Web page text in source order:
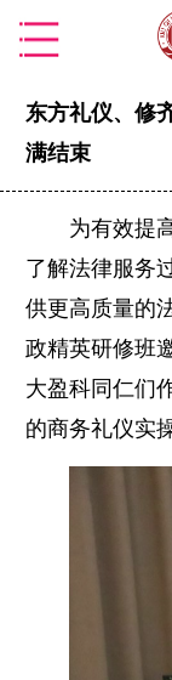
东方礼仪、修
满结束
为有效提
了解法律服务
供更高质量的
政精英研修班
大盈科同仁们
的商务礼仪实